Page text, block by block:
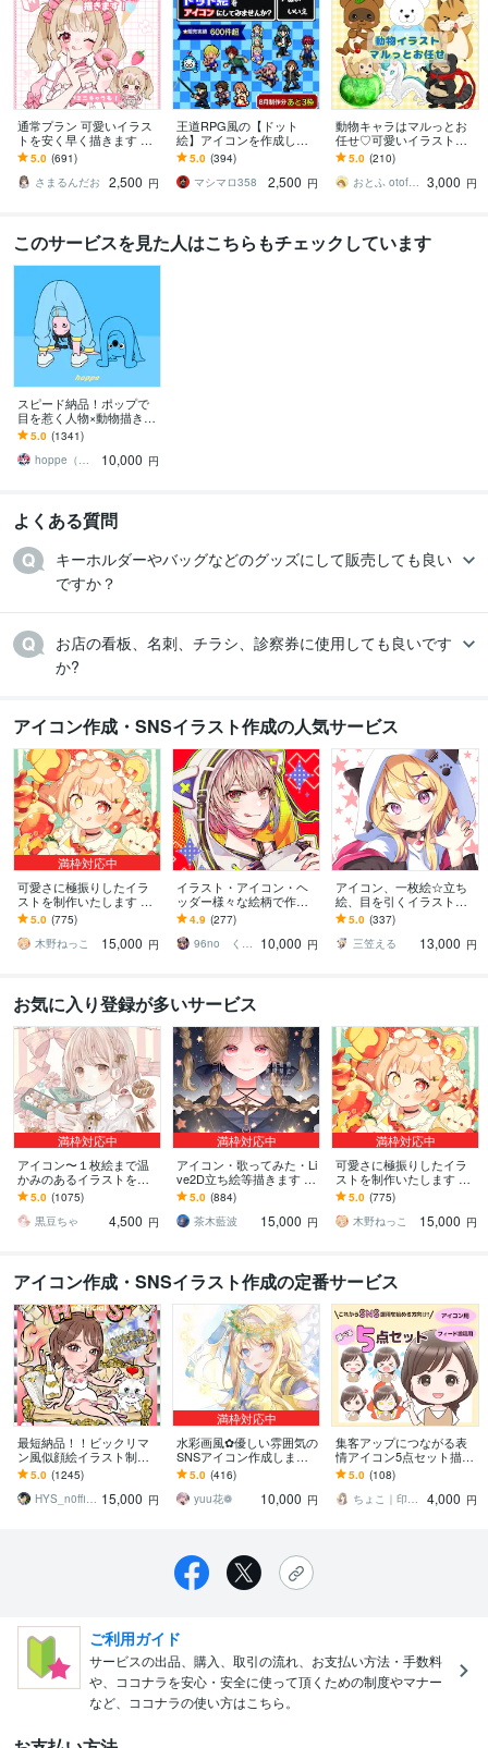
通常プラン 可愛いイラス
トを安く早く描きます 歌
ってみた、グッズなど…
用途に合わせた貴方だけ
のイラストを！
5.0 (691)
さまるんだお
2,500 円
王道RPG風の【ドット
絵】アイコンを作成しま
す Twitch・配信にも！動
くGIFアニメ制作可/商用O
K
5.0 (394)
マシマロ358
2,500 円
動物キャラはマルっとお
任せ♡可愛いイラスト描
きます 商用OK♡配信、ア
バター、アイコン、プレ
ゼント、SNS運用に
5.0 (210)
おとふ otofu labo 3,000 円
このサービスを見た人はこちらもチェックしています
スピード納品！ポップで
目を惹く人物×動物描きま
す 挿絵・動画・グッズな
ど鮮やかな配色で個性を
出したい方へ
5.0 (1341)
hoppe（ほっぺ）
10,000 円
よくある質問
キーホルダーやバッグなどのグッズにして販売しても良い
ですか？
お店の看板、名刺、チラシ、診察券に使用しても良いです
か?
アイコン作成・SNSイラスト作成の人気サービス
満枠対応中
可愛さに極振りしたイラ
ストを制作いたします ★
商用利用＆二次利用込
み！ミニキャラは小物２
点まで無料！★
5.0 (775)
木野ねっこ
15,000 円
イラスト・アイコン・ヘ
ッダー様々な絵柄で作成
します 商用可！似顔絵・
ブログ・インスタ・動画
配信サムネ等用途様々！
4.9 (277)
96no くろの
10,000 円
アイコン、一枚絵☆立ち
絵、目を引くイラスト描
きます イリアム、サム
ネ、live2D、YouTube、歌
ってみたも
5.0 (337)
三笠える
13,000 円
お気に入り登録が多いサービス
満枠対応中
アイコン〜１枚絵まで温
かみのあるイラストを描
きます ★ココナラ自体が
初めての方も、お気軽に
ご相談ください♪★
5.0 (1075)
黒豆ちゃ
4,500 円
満枠対応中
アイコン・歌ってみた・Li
ve2D立ち絵等描きます ち
びキャラや配信用イラス
ト等、幅広く制作してい
ます！
5.0 (884)
茶木藍波
15,000 円
満枠対応中
可愛さに極振りしたイラ
ストを制作いたします ★
商用利用＆二次利用込
み！ミニキャラは小物２
点まで無料！★
5.0 (775)
木野ねっこ
15,000 円
アイコン作成・SNSイラスト作成の定番サービス
最短納品！！ビックリマ
ン風似顔絵イラスト制作
します アイコンやデジタ
ルギフトに！シール印刷
の対応も可能です！
5.0 (1245)
HYS_n0fficial 15,000 円
満枠対応中
水彩画風✿優しい雰囲気の
SNSアイコン作成します
『あたたかさ』と『キラ
キラ』を合わせ持ったイ
ラストを描きます
5.0 (416)
yuu花❁
10,000 円
集客アップにつながる表
情アイコン5点セット描き
ます イラストだけでな
く、やりとりの満足度も
重視しております◎
5.0 (108)
ちょこ｜印象と信頼を形にするアイコン職人
4,000 円
ご利用ガイド
サービスの出品、購入、取引の流れ、お支払い方法・手数料
や、ココナラを安心・安全に使って頂くための制度やマナー
など、ココナラの使い方はこちら。